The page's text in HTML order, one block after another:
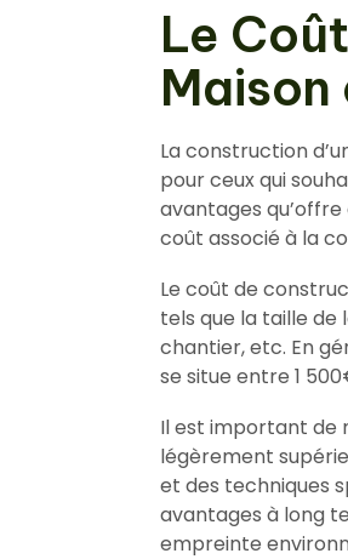
Le
Maison
La construction
pour ceux qui
avantages
coût associé à la
Le coût de
tels que la taille de
chantier, etc. En
se situe entre 1
Il est important de
légèrement
et des techniques
avantages à long
empreinte